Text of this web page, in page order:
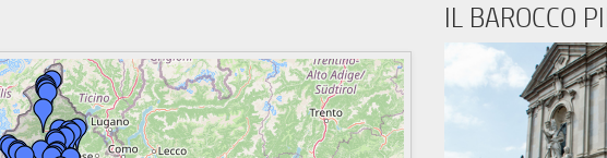
IL BAROCCO
Le tue preferenze relative alla privacy